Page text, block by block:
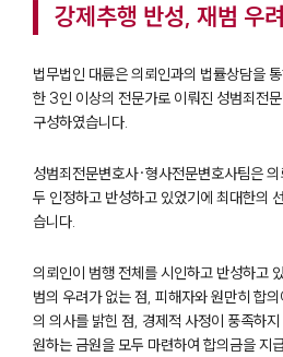
강제추행 반성, 재범 우
법무법인 대륜은 의뢰인과의 법률상담을
한 3인 이상의 전문가로 이뤄진 성범죄전
구성하였습니다.
성범죄전문변호사·형사전문변호사팀은
두 인정하고 반성하고 있었기에 최대한의
습니다.
의뢰인이 범행 전체를 시인하고 반성하고
범의 우려가 없는 점, 피해자와 원만히 합
의 의사를 밝힌 점, 경제적 사정이 풍족하
원하는 금원을 모두 마련하여 합의금을 지